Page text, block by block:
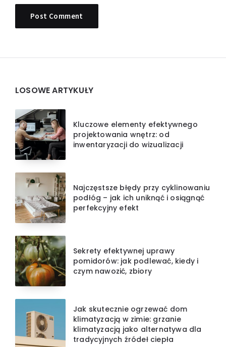
Widgets
LOSOWE ARTYKUŁY
Kluczowe elementy efektywnego
projektowania wnętrz: od
inwentaryzacji do wizualizacji
Najczęstsze błędy przy cyklinowaniu
podłóg – jak ich uniknąć i osiągnąć
perfekcyjny efekt
Sekrety efektywnej uprawy
pomidorów: jak podlewać, kiedy i
czym nawozić, zbiory
Jak skutecznie ogrzewać dom
klimatyzacją w zimie: grzanie
klimatyzacją jako alternatywa dla
tradycyjnych źródeł ciepła